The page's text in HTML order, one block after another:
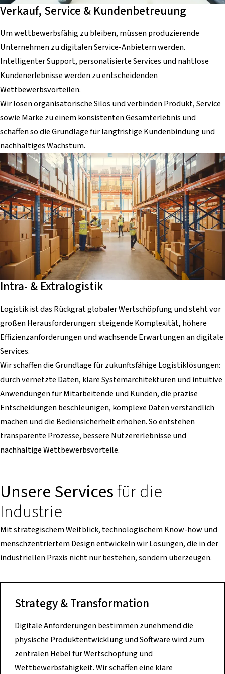
Verkauf, Service & Kundenbetreuung
Um wettbewerbsfähig zu bleiben, müssen produzierende
Unternehmen zu digitalen Service-Anbietern werden.
Intelligenter Support, personalisierte Services und nahtlose
Kundenerlebnisse werden zu entscheidenden
Wettbewerbsvorteilen.
Wir lösen organisatorische Silos und verbinden Produkt, Service
sowie Marke zu einem konsistenten Gesamterlebnis und
schaffen so die Grundlage für langfristige Kundenbindung und
nachhaltiges Wachstum.
Intra- & Extralogistik
Logistik ist das Rückgrat globaler Wertschöpfung und steht vor
großen Herausforderungen: steigende Komplexität, höhere
Effizienzanforderungen und wachsende Erwartungen an digitale
Services.
Wir schaffen die Grundlage für zukunftsfähige Logistiklösungen:
durch vernetzte Daten, klare Systemarchitekturen und intuitive
Anwendungen für Mitarbeitende und Kunden, die präzise
Entscheidungen beschleunigen, komplexe Daten verständlich
machen und die Bediensicherheit erhöhen. So entstehen
transparente Prozesse, bessere Nutzererlebnisse und
nachhaltige Wettbewerbsvorteile.
Unsere Servicesfür die
Industrie
Mit strategischem Weitblick, technologischem Know-how und
menschzentriertem Design entwickeln wir Lösungen, die in der
industriellen Praxis nicht nur bestehen, sondern überzeugen.
Strategy & Transformation
Digitale Anforderungen bestimmen zunehmend die
physische Produktentwicklung und Software wird zum
zentralen Hebel für Wertschöpfung und
Wettbewerbsfähigkeit. Wir schaffen eine klare